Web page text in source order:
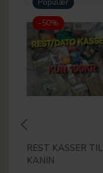
-50%
REST KASSER TIL
KANIN